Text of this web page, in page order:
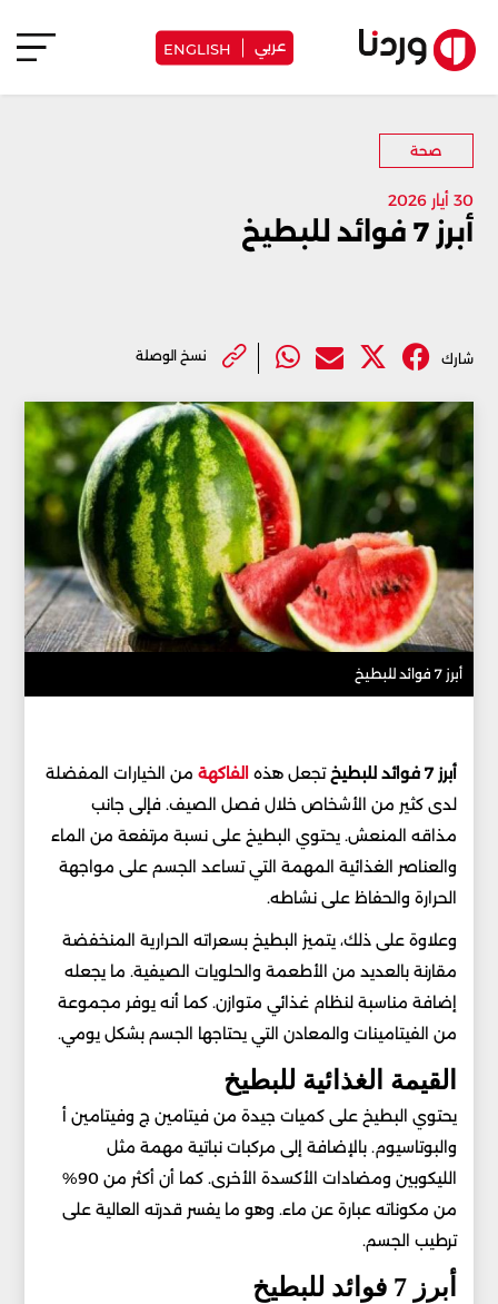
عربي ENGLISH
صحة
30 أيار 2026
أبرز 7 فوائد للبطيخ
شارك نسخ الوصلة
أبرز 7 فوائد للبطيخ
أبرز 7 فوائد للبطيخ تجعل هذه الفاكهة من الخيارات المفضلة
لدى كثير من الأشخاص خلال فصل الصيف. فإلى جانب
مذاقه المنعش. يحتوي البطيخ على نسبة مرتفعة من الماء
والعناصر الغذائية المهمة التي تساعد الجسم على مواجهة
الحرارة والحفاظ على نشاطه.
وعلاوة على ذلك، يتميز البطيخ بسعراته الحرارية المنخفضة
مقارنة بالعديد من الأطعمة والحلويات الصيفية. ما يجعله
إضافة مناسبة لنظام غذائي متوازن. كما أنه يوفر مجموعة
من الفيتامينات والمعادن التي يحتاجها الجسم بشكل يومي.
القيمة الغذائية للبطيخ
يحتوي البطيخ على كميات جيدة من فيتامين ج وفيتامين أ
والبوتاسيوم. بالإضافة إلى مركبات نباتية مهمة مثل
الليكوبين ومضادات الأكسدة الأخرى. كما أن أكثر من 90%
من مكوناته عبارة عن ماء. وهو ما يفسر قدرته العالية على
ترطيب الجسم.
أبرز 7 فوائد للبطيخ